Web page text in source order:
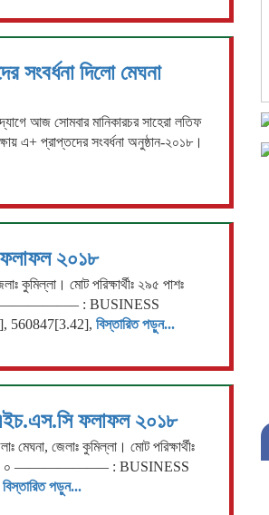
সংবর্ধনা দিলো মেঘনা
আজ সোমবার মানিকারচর সাহেরা লতিফ
এ+ প্রাপ্তদের সংবর্ধনা অনুষ্ঠান-২০১৮।
ফলাফল ২০১৮
কুমিল্লা। মোট পরিক্ষার্থীঃ ২৯৫ পাশঃ
০ ——————– : BUSINESS
বিস্তারিত পড়ুন...
ফলাফল ২০১৮
জেলাঃ কুমিল্লা। মোট পরিক্ষার্থীঃ
০ ——————– : BUSINESS
বিস্তারিত পড়ুন...